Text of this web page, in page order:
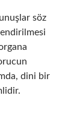
söz
dini bir